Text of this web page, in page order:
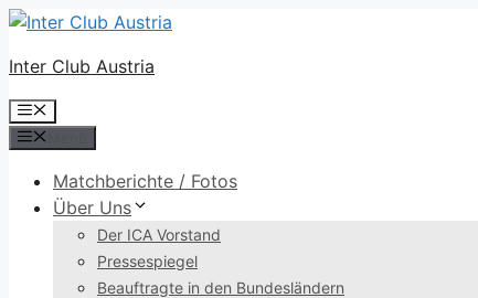
Zum
springen
Inter Club Austria
Menü
Matchberichte / Fotos
Über Uns
Der ICA Vorstand
Pressespiegel
Beauftragte in den Bundesländern